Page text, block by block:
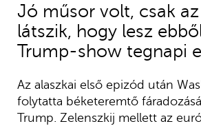
Jó műsor volt, csak
látszik, hogy lesz
Trump-show tegnapi
Az alaszkai első epizód után
folytatta béketeremtő
Trump. Zelenszkij mellett az